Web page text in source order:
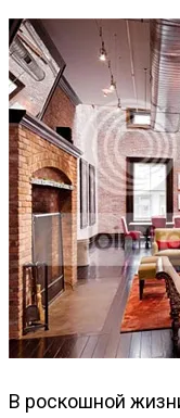
В роскошной